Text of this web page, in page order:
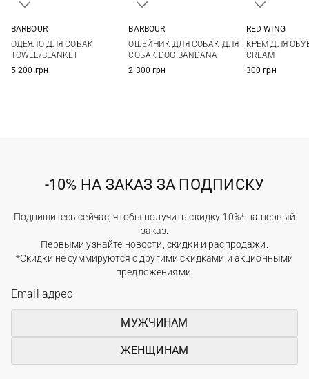
BARBOUR
ОДЕЯЛО ДЛЯ СОБАК
TOWEL/BLANKET
5 200 грн
BARBOUR
ОШЕЙНИК ДЛЯ СОБАК ДЛЯ
СОБАК DOG BANDANA
2 300 грн
RED WING
КРЕМ ДЛЯ
CREAM
300 грн
-10% НА ЗАКАЗ ЗА ПОДПИСКУ
Подпишитесь сейчас, чтобы получить скидку 10%* на первый
заказ.
Первыми узнайте новости, скидки и распродажи.
*Скидки не суммируются с другими скидками и акционными
предложениями.
МУЖЧИНАМ
ЖЕНЩИНАМ